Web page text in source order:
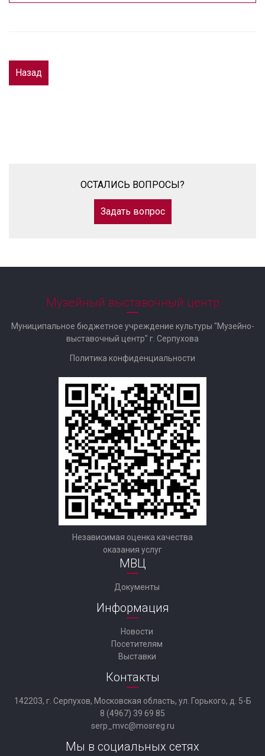
Назад
ОСТАЛИСЬ ВОПРОСЫ?
Задать вопрос
Музейный выставочный центр
Муниципальное бюджетное учреждение культуры "Музейно-
выставочный центр" г. Серпухова
Политика конфиденциальности
Независимая оценка качества
оказания услуг
МВЦ
Документы
Информация
Новости
Посетителям
Выставки
Контакты
142203, г. Серпухов, Московская область, ул. Горького, д. 5-Б
8 (4967) 39 69 85
serp_mvc@mosreg.ru
Мы в социальных сетях